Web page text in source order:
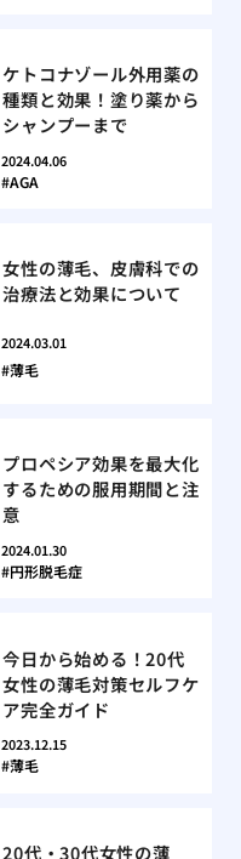
ケトコナゾール外用薬の
種類と効果！塗り薬から
シャンプーまで
2024.04.06
AGA
女性の薄毛、皮膚科での
治療法と効果について
2024.03.01
薄毛
プロペシア効果を最大化
するための服用期間と注
意
2024.01.30
円形脱毛症
今日から始める！20代
女性の薄毛対策セルフケ
ア完全ガイド
2023.12.15
薄毛
20代・30代女性の薄